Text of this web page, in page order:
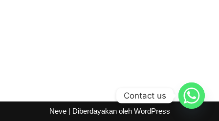
Neve| Diberdayakan oleh WordPress
Contact us